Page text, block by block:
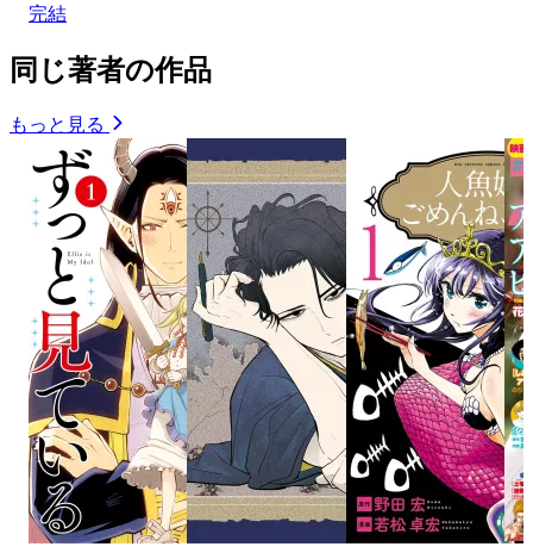
完結
同じ著者の作品
もっと見る